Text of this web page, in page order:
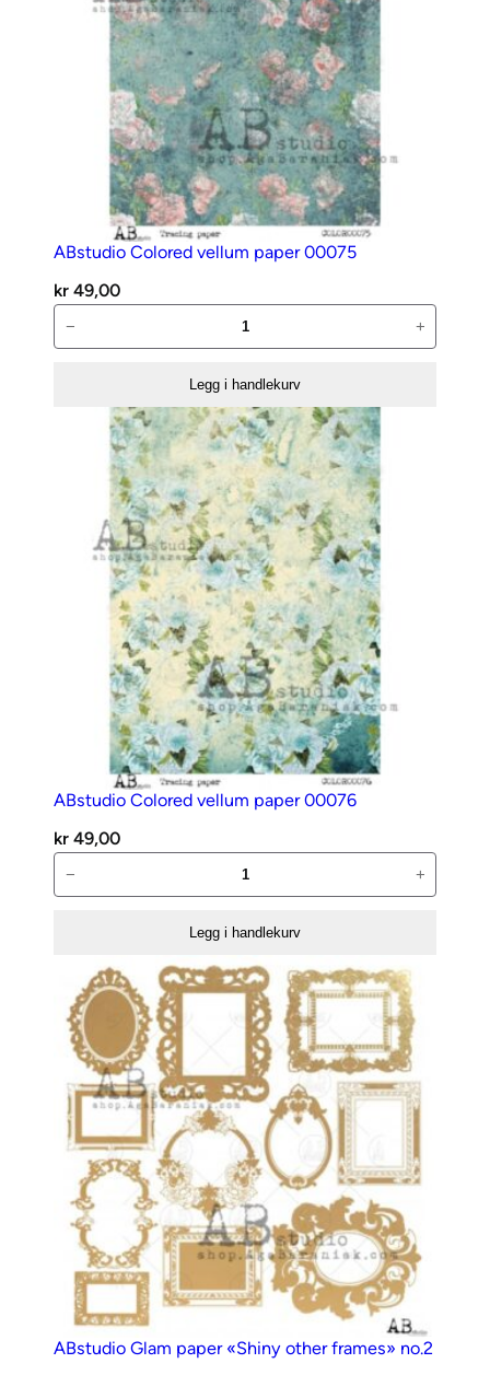
ABstudio Colored vellum paper 00075
kr 49,00
Colored
− +
Legg i handlekurv
ABstudio Colored vellum paper 00076
kr 49,00
Colored
00076
antall
− +
Legg i handlekurv
ABstudio Glam paper «Shiny other frames» no.2